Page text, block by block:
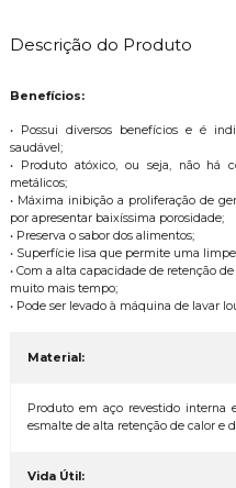
Descrição do Produto
Benefícios:
• Possui diversos benefícios e é
saudável;
• Produto atóxico, ou seja, não há
metálicos;
• Máxima inibição a proliferação de
por apresentar baixíssima porosidade;
• Preserva o sabor dos alimentos;
• Superfície lisa que permite uma
• Com a alta capacidade de retenção
muito mais tempo;
• Pode ser levado à máquina de lavar
Material:
Produto em aço revestido interna
esmalte de alta retenção de calor e
Vida Útil: